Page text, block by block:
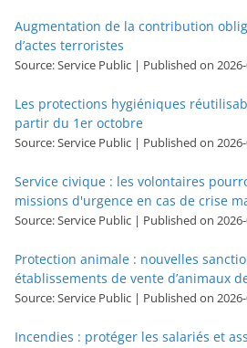
Augmentation de la contribution
d’actes terroristes
Source: Service Public Published on
Les protections hygiéniques
partir du 1er octobre
Source: Service Public Published on
Service civique : les volontaires
missions d'urgence en cas de crise
Source: Service Public Published on
Protection animale : nouvelles
établissements de vente d’animaux
Source: Service Public Published on
Incendies : protéger les salariés et